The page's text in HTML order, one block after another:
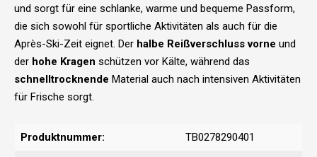
und sorgt für eine schlanke, warme und bequeme Passform,
die sich sowohl für sportliche Aktivitäten als auch für die
Après-Ski-Zeit eignet. Der halbe Reißverschluss vorne und
der hohe Kragen schützen vor Kälte, während das
schnelltrocknende Material auch nach intensiven Aktivitäten
für Frische sorgt.
Produktnummer: TB0278290401